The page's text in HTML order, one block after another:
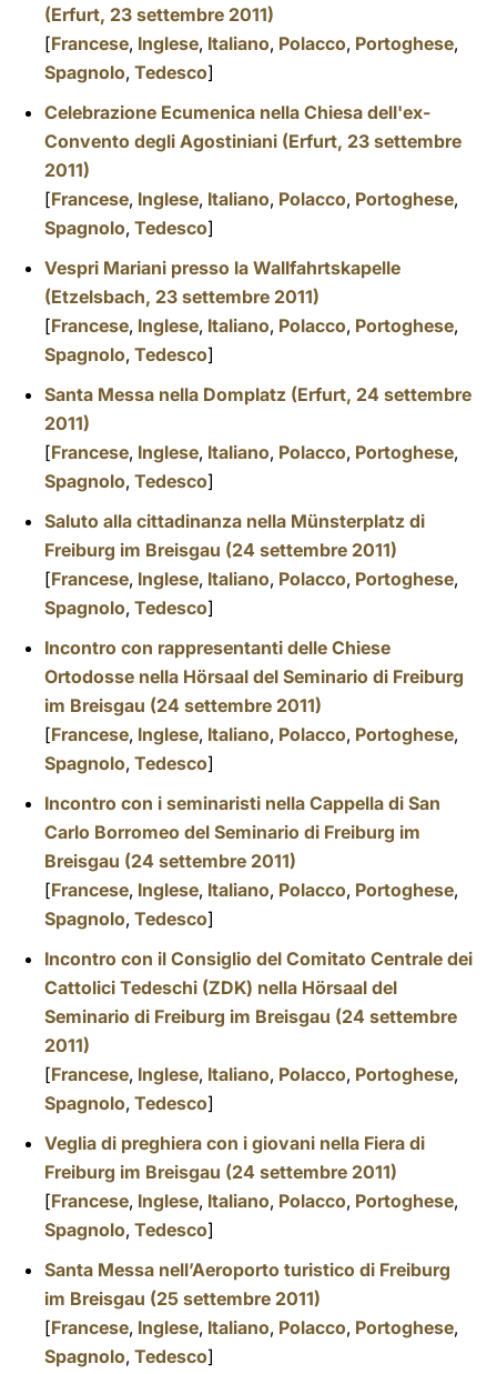
(Erfurt, 23 settembre 2011)
[Francese, Inglese, Italiano, Polacco, Portoghese,
Spagnolo, Tedesco]
Celebrazione Ecumenica nella Chiesa dell'ex-
Convento degli Agostiniani (Erfurt, 23 settembre
2011)
[Francese, Inglese, Italiano, Polacco, Portoghese,
Spagnolo, Tedesco]
Vespri Mariani presso la Wallfahrtskapelle
(Etzelsbach, 23 settembre 2011)
[Francese, Inglese, Italiano, Polacco, Portoghese,
Spagnolo, Tedesco]
Santa Messa nella Domplatz (Erfurt, 24 settembre
2011)
[Francese, Inglese, Italiano, Polacco, Portoghese,
Spagnolo, Tedesco]
Saluto alla cittadinanza nella Münsterplatz di
Freiburg im Breisgau (24 settembre 2011)
[Francese, Inglese, Italiano, Polacco, Portoghese,
Spagnolo, Tedesco]
Incontro con rappresentanti delle Chiese
Ortodosse nella Hörsaal del Seminario di Freiburg
im Breisgau (24 settembre 2011)
[Francese, Inglese, Italiano, Polacco, Portoghese,
Spagnolo, Tedesco]
Incontro con i seminaristi nella Cappella di San
Carlo Borromeo del Seminario di Freiburg im
Breisgau (24 settembre 2011)
[Francese, Inglese, Italiano, Polacco, Portoghese,
Spagnolo, Tedesco]
Incontro con il Consiglio del Comitato Centrale dei
Cattolici Tedeschi (ZDK) nella Hörsaal del
Seminario di Freiburg im Breisgau (24 settembre
2011)
[Francese, Inglese, Italiano, Polacco, Portoghese,
Spagnolo, Tedesco]
Veglia di preghiera con i giovani nella Fiera di
Freiburg im Breisgau (24 settembre 2011)
[Francese, Inglese, Italiano, Polacco, Portoghese,
Spagnolo, Tedesco]
Santa Messa nell’Aeroporto turistico di Freiburg
im Breisgau (25 settembre 2011)
[Francese, Inglese, Italiano, Polacco, Portoghese,
Spagnolo, Tedesco]